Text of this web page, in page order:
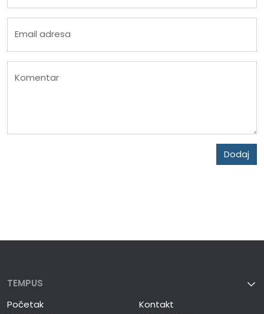
Email adresa
Komentar
Dodaj
TEMPUS
Početak
Kontakt